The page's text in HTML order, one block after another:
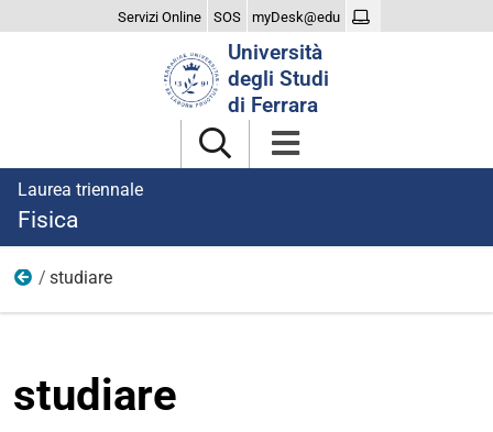
Servizi Online SOS myDesk@edu
Università
degli Studi
di Ferrara
Laurea triennale
Fisica
menu
studiare
studiare